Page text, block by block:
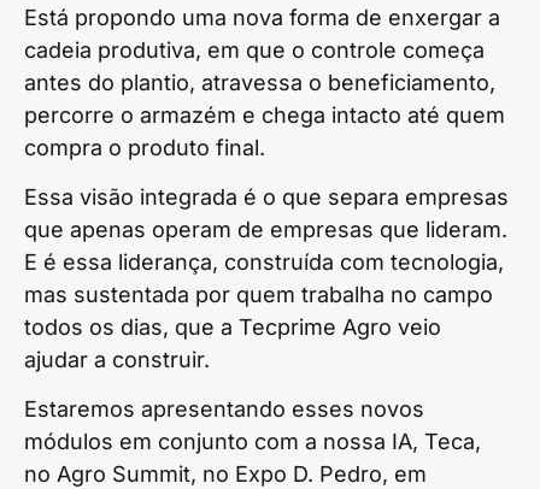
Está propondo uma nova forma de enxergar a
cadeia produtiva, em que o controle começa
antes do plantio, atravessa o beneficiamento,
percorre o armazém e chega intacto até quem
compra o produto final.
Essa visão integrada é o que separa empresas
que apenas operam de empresas que lideram.
E é essa liderança, construída com tecnologia,
mas sustentada por quem trabalha no campo
todos os dias, que a Tecprime Agro veio
ajudar a construir.
Estaremos apresentando esses novos
módulos em conjunto com a nossa IA, Teca,
no Agro Summit, no Expo D. Pedro, em